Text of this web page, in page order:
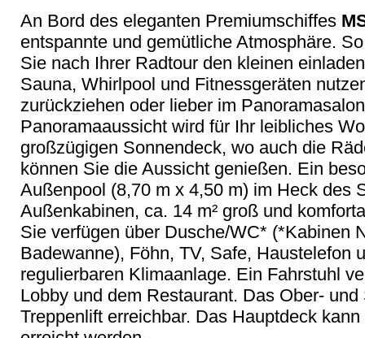
An Bord des eleganten Premiumschiffes
entspannte und gemütliche Atmosphäre.
Sie nach Ihrer Radtour den kleinen
Sauna, Whirlpool und Fitnessgeräten
zurückziehen oder lieber im
Panoramaaussicht wird für Ihr leibliches
großzügigen Sonnendeck, wo auch die
können Sie die Aussicht genießen. Ein
Außenpool (8,70 m x 4,50 m) im Heck des
Außenkabinen, ca. 14 m² groß und
Sie verfügen über Dusche/WC* (*Kabinen
Badewanne), Föhn, TV, Safe, Haustelefon
regulierbaren Klimaanlage. Ein Fahrstuhl
Lobby und dem Restaurant. Das Ober-
Treppenlift erreichbar. Das Hauptdeck